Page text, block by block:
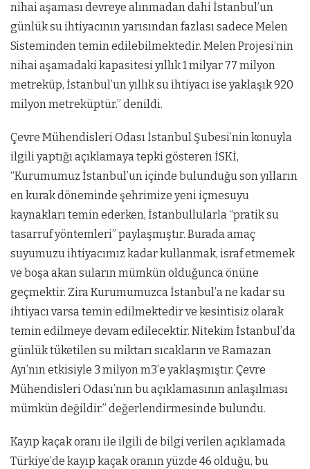
nihai aşaması devreye alınmadan dahi İstanbul’un
günlük su ihtiyacının yarısından fazlası sadece Melen
Sisteminden temin edilebilmektedir. Melen Projesi’nin
nihai aşamadaki kapasitesi yıllık 1 milyar 77 milyon
metreküp, İstanbul’un yıllık su ihtiyacı ise yaklaşık 920
milyon metreküptür.” denildi.
Çevre Mühendisleri Odası İstanbul Şubesi’nin konuyla
ilgili yaptığı açıklamaya tepki gösteren İSKİ,
“Kurumumuz İstanbul’un içinde bulunduğu son yılların
en kurak döneminde şehrimize yeni içmesuyu
kaynakları temin ederken, İstanbullularla “pratik su
tasarruf yöntemleri” paylaşmıştır. Burada amaç
suyumuzu ihtiyacımız kadar kullanmak, israf etmemek
ve boşa akan suların mümkün olduğunca önüne
geçmektir. Zira Kurumumuzca İstanbul’a ne kadar su
ihtiyacı varsa temin edilmektedir ve kesintisiz olarak
temin edilmeye devam edilecektir. Nitekim İstanbul’da
günlük tüketilen su miktarı sıcakların ve Ramazan
Ayı’nın etkisiyle 3 milyon m3’e yaklaşmıştır. Çevre
Mühendisleri Odası’nın bu açıklamasının anlaşılması
mümkün değildir.” değerlendirmesinde bulundu.
Kayıp kaçak oranı ile ilgili de bilgi verilen açıklamada
Türkiye’de kayıp kaçak oranın yüzde 46 olduğu, bu